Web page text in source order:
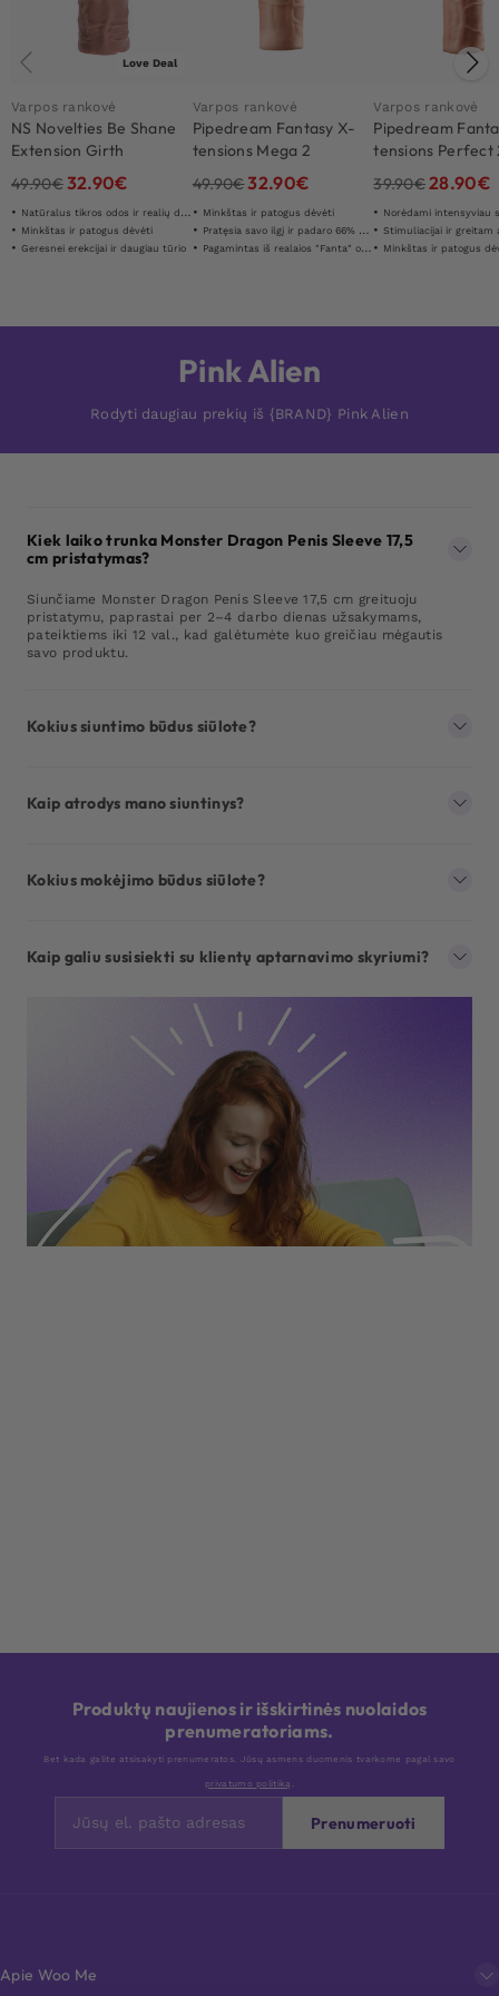
Love Deal
Varpos rankovė
NS Novelties Be Shane
Extension Girth
Enhancer
49.90€32.90€
Natūralus tikros odos ir realių detaliū jausmas
Minkštas ir patogus dėvėti
Geresnei erekcijai ir daugiau tūrio
Varpos rankovė
Pipedream Fantasy X-
tensions Mega 2
Extension
49.90€32.90€
Minkštas ir patogus dėvėti
Pratęsia savo ilgį ir padaro 66% storesnį
Pagamintas iš realaios "Fanta" odos "
Varpos rankovė
Pipedream
tensions Perfect
Extension
39.90€28.90€
Norėdami intensyviau
Stimuliacijai ir greitam
Minkštas ir patogus
Pink Alien
Rodyti daugiau prekių iš {BRAND} Pink Alien
Kiek laiko trunka Monster Dragon Penis Sleeve 17,5
cm pristatymas?
Siunčiame Monster Dragon Penis Sleeve 17,5 cm greituoju
pristatymu, paprastai per 2–4 darbo dienas užsakymams,
pateiktiems iki 12 val., kad galėtumėte kuo greičiau mėgautis
savo produktu.
Kokius siuntimo būdus siūlote?
Kaip atrodys mano siuntinys?
Kokius mokėjimo būdus siūlote?
Kaip galiu susisiekti su klientų aptarnavimo skyriumi?
Produktų naujienos ir išskirtinės nuolaidos
prenumeratoriams.
Bet kada galite atsisakyti prenumeratos. Jūsų asmens duomenis tvarkome pagal savo
privatumo politiką .
Prenumeruoti
Apie Woo Me